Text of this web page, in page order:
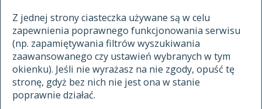
Z jednej strony ciasteczka używane są w celu
zapewnienia poprawnego funkcjonowania serwisu
(np. zapamiętywania filtrów wyszukiwania
zaawansowanego czy ustawień wybranych w tym
okienku). Jeśli nie wyrażasz na nie zgody, opuść tę
stronę, gdyż bez nich nie jest ona w stanie
poprawnie działać.
autorzy tekstów źródłowych
zasady opracowania
statystyki
najnowsze hasła
ostatnio zmodyfikowane hasła
XVII I XVIII WIEKU
znajdź hasła
zaczynające się od